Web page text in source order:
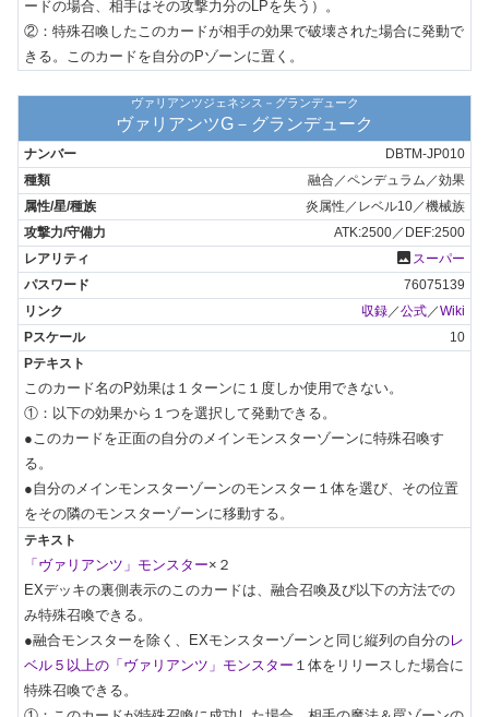
ードの場合、相手はその攻撃力分のLPを失う）。
②：特殊召喚したこのカードが相手の効果で破壊された場合に発動で
きる。このカードを自分のPゾーンに置く。
ヴァリアンツジェネシス－グランデューク
ヴァリアンツG－グランデューク
DBTM-JP010
融合／ペンデュラム／効果
炎属性／レベル10／機械族
ATK:2500／DEF:2500
photo スーパー
76075139
収録／公式／Wiki
10
このカード名のP効果は１ターンに１度しか使用できない。
①：以下の効果から１つを選択して発動できる。
●このカードを正面の自分のメインモンスターゾーンに特殊召喚す
る。
●自分のメインモンスターゾーンのモンスター１体を選び、その位置
をその隣のモンスターゾーンに移動する。
「ヴァリアンツ」モンスター×２
EXデッキの裏側表示のこのカードは、融合召喚及び以下の方法での
み特殊召喚できる。
●融合モンスターを除く、EXモンスターゾーンと同じ縦列の自分のレ
ベル５以上の「ヴァリアンツ」モンスター １体をリリースした場合に
特殊召喚できる。